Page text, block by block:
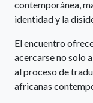
contemporánea,
identidad y la
El encuentro
acercarse no solo
al proceso de
africanas